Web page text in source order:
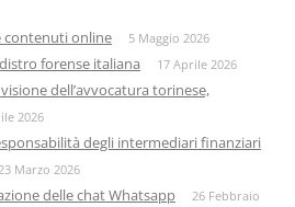
contenuti online 5 Maggio 2026
forense italiana 17 Aprile 2026
dell’avvocatura torinese,
2026
degli intermediari finanziari
Marzo 2026
delle chat Whatsapp
26 Febbraio